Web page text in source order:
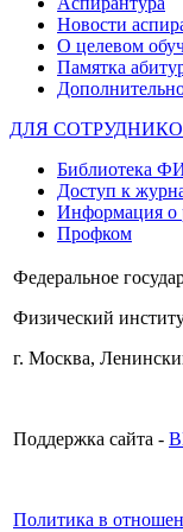
Новости
О целевом
Памятка
ДЛЯ
Библиотека
Доступ к
Информация о
Профком
Федеральное
Физический
г. Москва,
Поддержка сайта -
Политика в